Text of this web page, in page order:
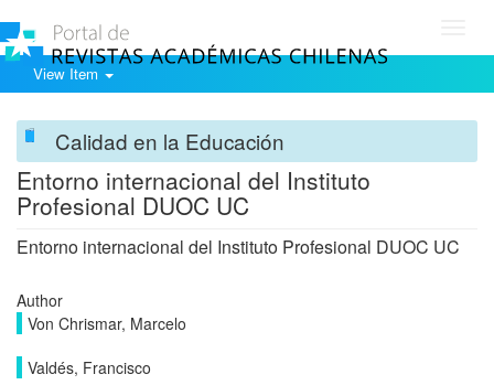
View Item
Calidad en la Educación
Entorno internacional del Instituto
Profesional DUOC UC
Entorno internacional del Instituto Profesional DUOC UC
Author
Von Chrismar, Marcelo
Valdés, Francisco